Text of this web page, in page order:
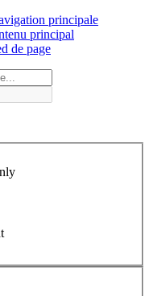
principale
principal
de page